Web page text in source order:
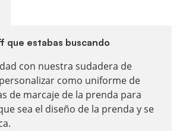
que estabas buscando
con nuestra sudadera de
como uniforme de
de marcaje de la prenda para
sea el diseño de la prenda y se